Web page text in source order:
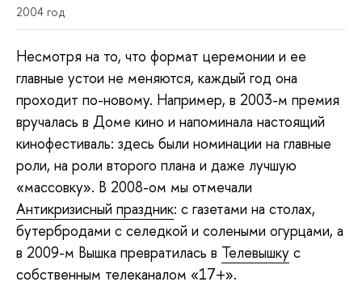
2004 год
Несмотря на то, что формат церемонии и ее
главные устои не меняются, каждый год она
проходит по-новому. Например, в 2003-м премия
вручалась в Доме кино и напоминала настоящий
кинофестиваль: здесь были номинации на главные
роли, на роли второго плана и даже лучшую
«массовку». В 2008-ом мы отмечали
Антикризисный праздник: с газетами на столах,
бутербродами с селедкой и солеными огурцами, а
в 2009-м Вышка превратилась в Телевышку с
собственным телеканалом «17+».